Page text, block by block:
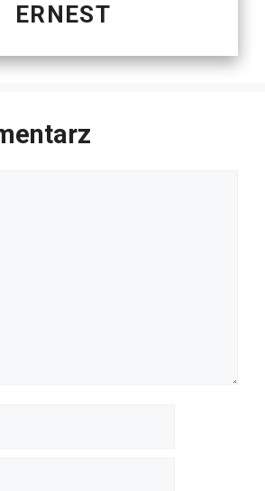
ERNEST